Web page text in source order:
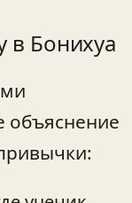
в Бонихуа
объяснение